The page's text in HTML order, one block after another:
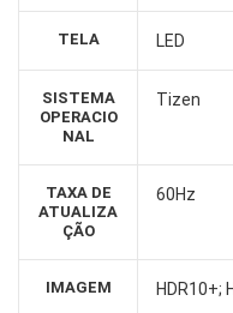
TELA
SISTEMA
OPERACIO
NAL
TAXA DE
ATUALIZA
ÇÃO
IMAGEM
LED
Tizen
60Hz
HDR10+;